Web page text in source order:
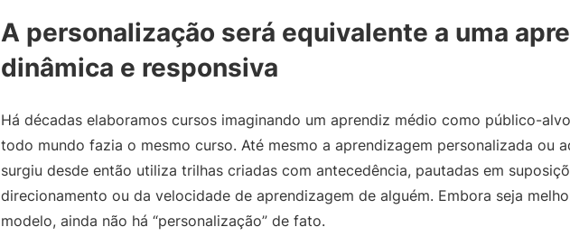
A personalização será equivalente a uma
dinâmica e responsiva
Há décadas elaboramos cursos imaginando um aprendiz médio como público-
todo mundo fazia o mesmo curso. Até mesmo a aprendizagem personalizada ou
surgiu desde então utiliza trilhas criadas com antecedência, pautadas em
direcionamento ou da velocidade de aprendizagem de alguém. Embora seja
modelo, ainda não há “personalização” de fato.